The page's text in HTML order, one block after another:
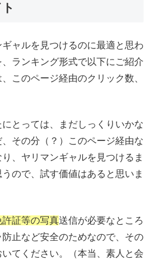
ャルを見つけるのに最適と思わ
ランキング形式で以下にご紹介
このページ経由のクリック数、
とっては、まだしっくりいかな
その分（？）このページ経由な
り、ヤリマンギャルを見つけるま
ので、試す価値はあると思いま
許証等の写真送信が必要なところ
止など安全のためなので、その
てください。（本当、素人と会